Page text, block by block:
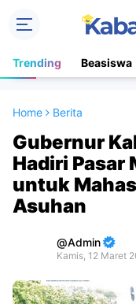
Trending Beasiswa
Home Berita
Gubernur
Hadiri Pasar
untuk
Asuhan
Admin
Kamis, 12 Maret